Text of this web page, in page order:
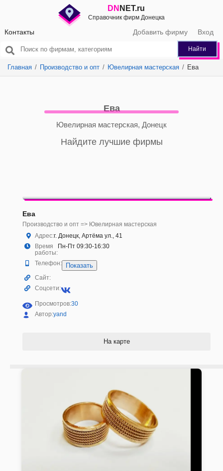
DN NET.ru
Справочник фирм Донецка
Контакты Добавить фирму Вход
Найти
Главная Производство и опт Ювелирная мастерская Ева
Ева
Ювелирная мастерская, Донецк
Найдите лучшие фирмы
Ева
Производство и опт => Ювелирная мастерская
Адрес:г. Донецк, Артёма ул., 41
Время
работы:
Пн-Пт 09:30-16:30
Телефон: Показать
Сайт:
Соцсети:
Просмотров:30
Автор:yand
На карте